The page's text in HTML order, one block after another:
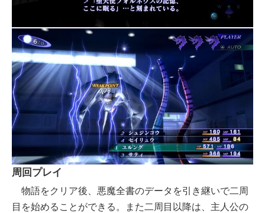
周回プレイ
物語をクリア後、悪魔全書のデータを引き継いで二周
目を始めることができる。また二周目以降は、主人公の